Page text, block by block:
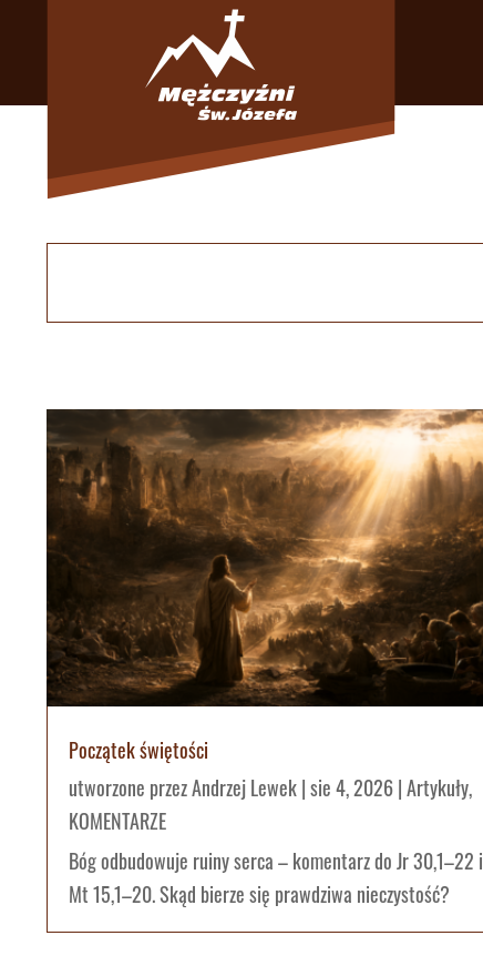
Początek świętości
utworzone przezAndrzej Lewek|sie 4, 2026|Artykuły,
KOMENTARZE
Bóg odbudowuje ruiny serca – komentarz do Jr 30,1–22 i
Mt 15,1–20. Skąd bierze się prawdziwa nieczystość?